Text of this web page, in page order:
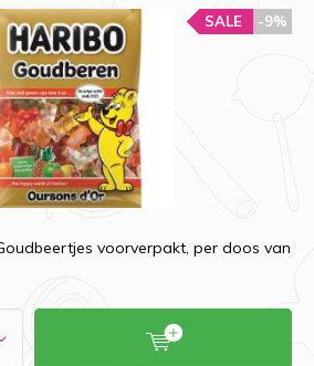
-9%
SALE
voorverpakt, per doos van